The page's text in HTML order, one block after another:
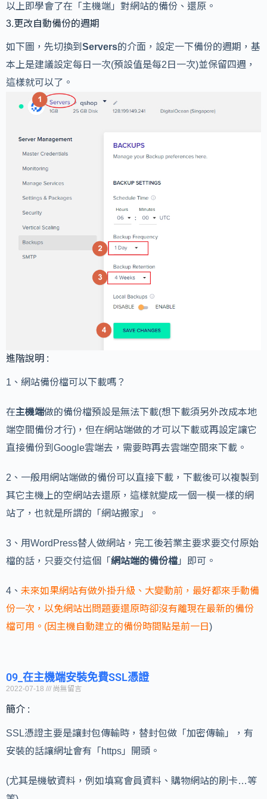
以上即學會了在「主機端」對網站的備份、還原。
3.更改自動備份的週期
如下圖，先切換到Servers的介面，設定一下備份的週期，基
本上是建議設定每日一次(預設值是每2日一次)並保留四週，
這樣就可以了。
進階說明 :
1、網站備份檔可以下載嗎？
在主機端做的備份檔預設是無法下載(想下載須另外改成本地
端空間備份才行)，但在網站端做的才可以下載或再設定讓它
直接備份到Google雲端去，需要時再去雲端空間來下載。
2、一般用網站端做的備份可以直接下載，下載後可以複製到
其它主機上的空網站去還原，這樣就變成一個一模一樣的網
站了，也就是所謂的「網站搬家」。
3、用WordPress替人做網站，完工後若業主要求要交付原始
檔的話，只要交付這個「 網站端的備份檔 」即可。
4、 未來如果網站有做外掛升級、大變動前，最好都來手動備
份一次，以免網站出問題要還原時卻沒有離現在最新的備份
檔可用。(因主機自動建立的備份時間點是前一日 )
09_在主機端安裝免費SSL憑證
2022-07-18 尚無留言
簡介 :
SSL憑證主要是讓封包傳輸時，替封包做「加密傳輸」，有
安裝的話讓網址會有「https」開頭。
(尤其是機敏資料，例如填寫會員資料、購物網站的刷卡…等